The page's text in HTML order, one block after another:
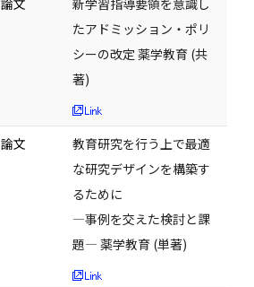
論文
新学習指導要領を意識し
たアドミッション・ポリ
シーの改定 薬学教育 (共
著)
論文
教育研究を行う上で最適
な研究デザインを構築す
るために
―事例を交えた検討と課
題― 薬学教育 (単著)